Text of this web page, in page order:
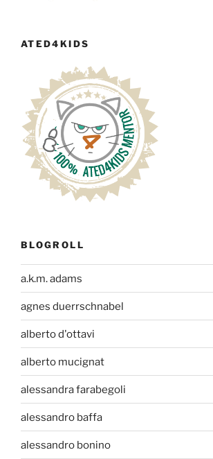
ATED4KIDS
BLOGROLL
a.k.m. adams
agnes duerrschnabel
alberto d'ottavi
alberto mucignat
alessandra farabegoli
alessandro baffa
alessandro bonino